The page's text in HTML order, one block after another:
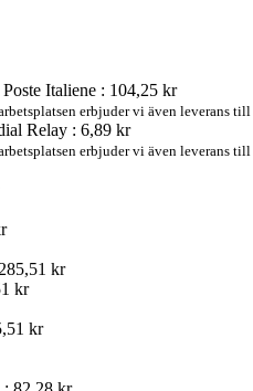
Italiene : 104,25 kr
erbjuder vi även leverans
Relay : 6,89 kr
erbjuder vi även leverans
kr
kr
kr